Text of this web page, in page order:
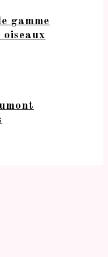
gamme
oiseaux